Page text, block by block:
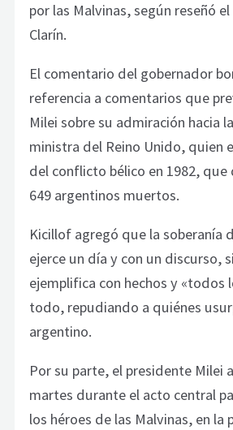
por las Malvinas, según reseñó
Clarín.
El comentario del gobernador
referencia a comentarios que
Milei sobre su admiración hacia
ministra del Reino Unido, quien
del conflicto bélico en 1982,
649 argentinos muertos.
Kicillof agregó que la soberanía
ejerce un día y con un discurso,
ejemplifica con hechos y «todos
todo, repudiando a quiénes
argentino.
Por su parte, el presidente Milei
martes durante el acto central
los héroes de las Malvinas, en la